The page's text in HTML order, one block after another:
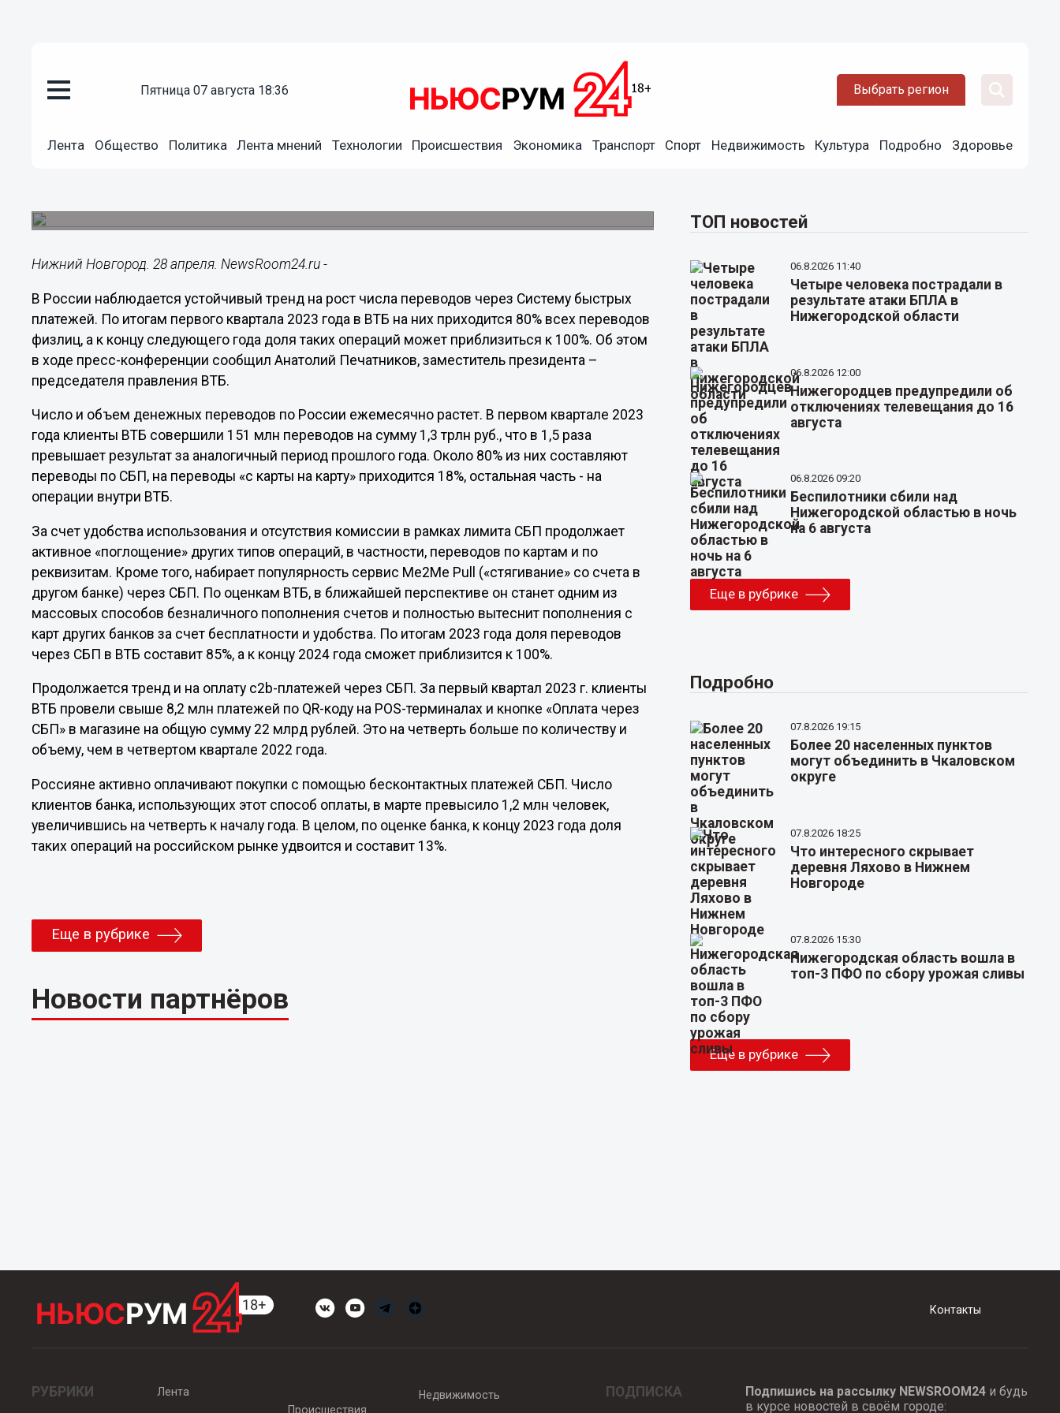
пятница 07 августа 18:36 Выбрать регион
Лента Общество Политика Лента мнений Технологии Происшествия Экономика Транспорт Спорт Недвижимость Культура Подробно Здоровье
ВТБ: за два года доля переводов через СБП приблизится к
Нижний Новгород. 28 апреля. NewsRoom24.ru -
В России наблюдается устойчивый тренд на рост числа переводов через Систему быстрых
платежей. По итогам первого квартала 2023 года в ВТБ на них приходится 80% всех переводов
физлиц, а к концу следующего года доля таких операций может приблизиться к 100%. Об этом
в ходе пресс-конференции сообщил Анатолий Печатников, заместитель президента –
председателя правления ВТБ.
Число и объем денежных переводов по России ежемесячно растет. В первом квартале 2023
года клиенты ВТБ совершили 151 млн переводов на сумму 1,3 трлн руб., что в 1,5 раза
превышает результат за аналогичный период прошлого года. Около 80% из них составляют
переводы по СБП, на переводы «с карты на карту» приходится 18%, остальная часть - на
операции внутри ВТБ.
За счет удобства использования и отсутствия комиссии в рамках лимита СБП продолжает
активное «поглощение» других типов операций, в частности, переводов по картам и по
реквизитам. Кроме того, набирает популярность сервис Me2Me Pull («стягивание» со счета в
другом банке) через СБП. По оценкам ВТБ, в ближайшей перспективе он станет одним из
массовых способов безналичного пополнения счетов и полностью вытеснит пополнения с
карт других банков за счет бесплатности и удобства. По итогам 2023 года доля переводов
через СБП в ВТБ составит 85%, а к концу 2024 года сможет приблизится к 100%.
Продолжается тренд и на оплату с2b-платежей через СБП. За первый квартал 2023 г. клиенты
ВТБ провели свыше 8,2 млн платежей по QR-коду на POS-терминалах и кнопке «Оплата через
СБП» в магазине на общую сумму 22 млрд рублей. Это на четверть больше по количеству и
объему, чем в четвертом квартале 2022 года.
Россияне активно оплачивают покупки с помощью бесконтактных платежей СБП. Число
клиентов банка, использующих этот способ оплаты, в марте превысило 1,2 млн человек,
увеличившись на четверть к началу года. В целом, по оценке банка, к концу 2023 года доля
таких операций на российском рынке удвоится и составит 13%.
Еще в рубрике
Новости партнёров
ТОП новостей
06.8.2026 11:40
Четыре человека пострадали в
результате атаки БПЛА в
Нижегородской области
06.8.2026 12:00
Нижегородцев предупредили об
отключениях телевещания до 16
августа
06.8.2026 09:20
Беспилотники сбили над
Нижегородской областью в ночь
на 6 августа
Еще в рубрике
Подробно
07.8.2026 19:15
Более 20 населенных пунктов
могут объединить в Чкаловском
округе
07.8.2026 18:25
Что интересного скрывает
деревня Ляхово в Нижнем
Новгороде
07.8.2026 15:30
Нижегородская область вошла в
топ-3 ПФО по сбору урожая сливы
Еще в рубрике
Контакты
РУБРИКИ
Лента
Происшествия
Недвижимость ПОДПИСКА Подпишись на рассылку NEWSROOM24и будь
в курсе новостей в своём городе: